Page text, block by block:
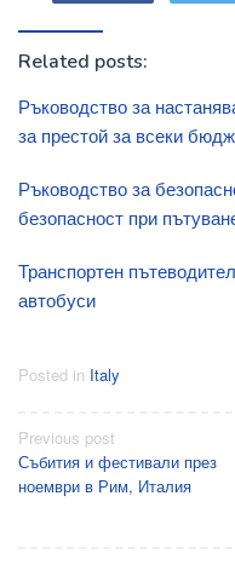
Related posts:
Ръководство за
за престой за всеки
Ръководство за
безопасност при
Транспортен
автобуси
Posted in Italy
Post
navigation
Previous post
Събития и фестивали през
ноември в Рим, Италия